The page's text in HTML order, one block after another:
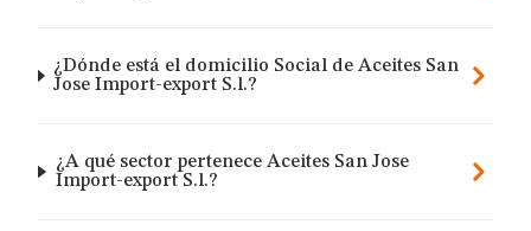
¿Dónde está el domicilio Social de Aceites San
Jose Import-export S.l.?
¿A qué sector pertenece Aceites San Jose
Import-export S.l.?